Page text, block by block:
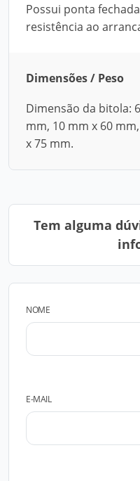
Possui ponta
resistência ao
Dimensões / Peso
Dimensão da bitola:
mm, 10 mm x 60
x 75 mm.
Tem alguma
NOME
E-MAIL